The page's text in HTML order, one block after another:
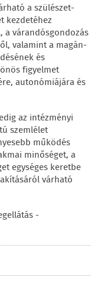
a szülészet-
kezdetéhez
várandósgondozás
valamint a magán-
és
figyelmet
autonómiájára és
az intézményi
szemlélet
működés
minőséget, a
egységes keretbe
várható
-